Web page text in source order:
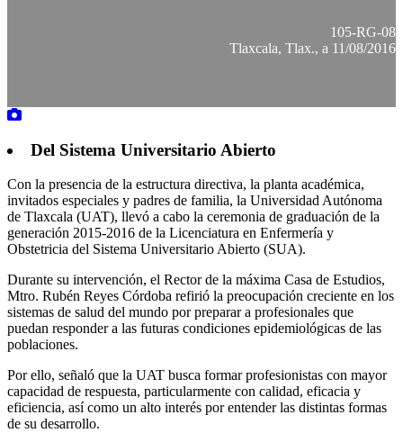
105-RG-08
Tlaxcala, Tlax., a 11/08/2016
Del Sistema Universitario Abierto
Con la presencia de la estructura directiva, la planta académica,
invitados especiales y padres de familia, la Universidad Autónoma
de Tlaxcala (UAT), llevó a cabo la ceremonia de graduación de la
generación 2015-2016 de la Licenciatura en Enfermería y
Obstetricia del Sistema Universitario Abierto (SUA).
Durante su intervención, el Rector de la máxima Casa de Estudios,
Mtro. Rubén Reyes Córdoba refirió la preocupación creciente en los
sistemas de salud del mundo por preparar a profesionales que
puedan responder a las futuras condiciones epidemiológicas de las
poblaciones.
Por ello, señaló que la UAT busca formar profesionistas con mayor
capacidad de respuesta, particularmente con calidad, eficacia y
eficiencia, así como un alto interés por entender las distintas formas
de su desarrollo.